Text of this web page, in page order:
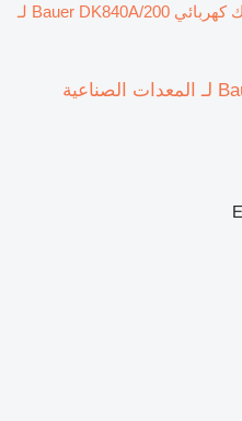
محرك كهربائي Bauer DK840A/200 لـ